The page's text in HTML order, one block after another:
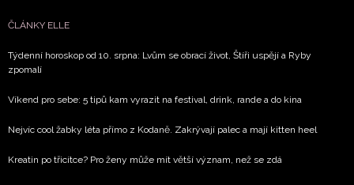
ČLÁNKY ELLE
Týdenní horoskop od 10. srpna: Lvům se obrací život, Štíři uspějí a Ryby
zpomalí
Víkend pro sebe: 5 tipů kam vyrazit na festival, drink, rande a do kina
Nejvíc cool žabky léta přímo z Kodaně. Zakrývají palec a mají kitten heel
Kreatin po třicítce? Pro ženy může mít větší význam, než se zdá